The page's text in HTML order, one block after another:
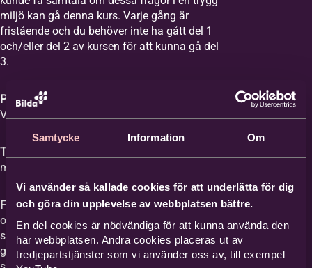
Samtycke Information Om
Vi använder så kallade cookies för att underlätta för dig
och göra din upplevelse av webbplatsen bättre.
En del cookies är nödvändiga för att kunna använda den
här webbplatsen. Andra cookies placeras ut av
tredjepartstjänster som vi använder oss av, till exempel
miljö kan gå denna kurs. Varje gång är
fristående och du behöver inte ha gått del 1
och/eller del 2 av kursen för att kunna gå del
3.
Plats:Equmeniakyrkan Vikingstad,
Våghusgatan 1
Tid:
med start tisdagen den 1 september 2026.
Film med samtal:Varje gång har ett ämne
och vi tittar på en film med ett förinspelat
samtal mellan Britta Hermansson och en
gäst där deras erfarenheter och berättelser